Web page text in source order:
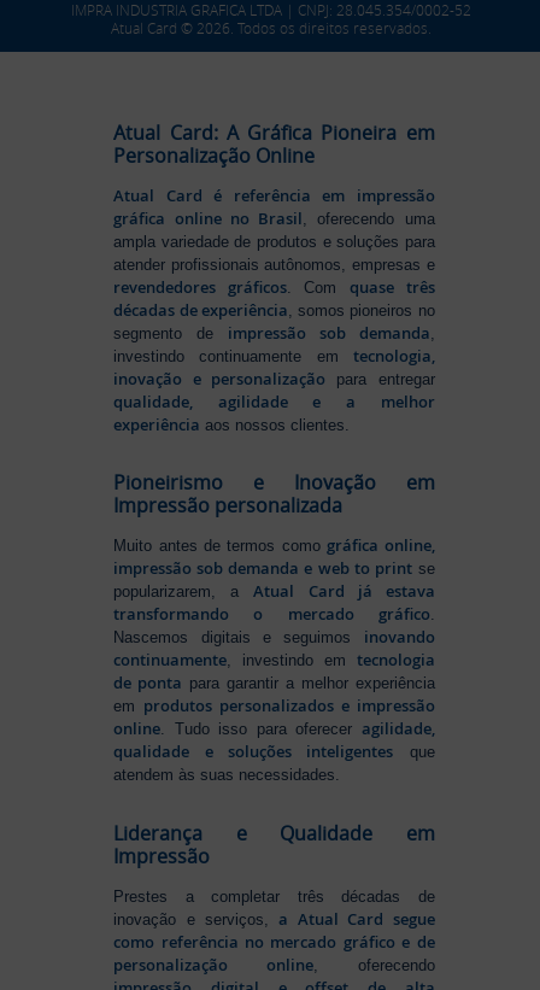
IMPRA INDUSTRIA GRAFICA LTDA | CNPJ: 28.045.354/0002-52
Atual Card © 2026. Todos os direitos reservados.
Atual Card: A Gráfica Pioneira em
Personalização Online
Atual Card é referência em impressão
gráfica online no Brasil , oferecendo uma
ampla variedade de produtos e soluções para
atender profissionais autônomos, empresas e
revendedores gráficos. Comquase três
décadas de experiência , somos pioneiros no
segmento de impressão sob demanda
investindo continuamente em tecnologia,
inovação e personalização para entregar
qualidade, agilidade e a melhor
experiência aos nossos clientes.
Pioneirismo e Inovação em
Impressão personalizada
Muito antes de termos como gráfica online,
impressão sob demanda e web to printse
popularizarem, aAtual Card já estava
transformando o mercado gráfico.
Nascemos digitais e seguimos inovando
continuamente, investindo em tecnologia
de ponta para garantir a melhor experiência
em produtos personalizados e impressão
online. Tudo isso para oferecer agilidade,
qualidade e soluções inteligentes que
atendem às suas necessidades.
Liderança e Qualidade em
Impressão
Prestes a completar três décadas de
inovação e serviços,a Atual Card segue
como referência no mercado gráfico e de
personalização online, oferecendo